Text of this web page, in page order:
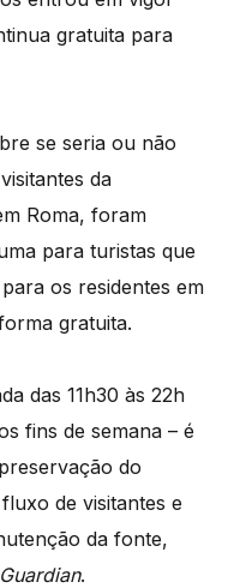
gratuita para
se seria ou não
da
Roma, foram
para turistas que
os residentes em
gratuita.
das 11h30 às 22h
fins de semana – é
do
de visitantes e
da fonte,
.